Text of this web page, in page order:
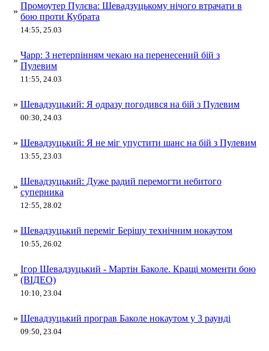
»
Промоутер Пулєва: Шевадзуцькому нічого втрачати в
бою проти Кубрата
14:55, 25.03
»
Чарр: З нетерпінням чекаю на перенесений бій з
Пулевим
11:55, 24.03
» Шевадзуцький: Я одразу погодився на бій з Пулевим
00:30, 24.03
» Шевадзуцький: Я не міг упустити шанс на бій з Пулевим
13:55, 23.03
»
Шевадзуцький: Дуже радий перемогти небитого
суперника
12:55, 28.02
» Шевадзуцький переміг Берішу технічним нокаутом
10:55, 26.02
»
Ігор Шевадзуцький - Мартін Баколе. Кращі моменти бою
(ВІДЕО)
10:10, 23.04
» Шевадзуцький програв Баколе нокаутом у 3 раунді
09:50, 23.04